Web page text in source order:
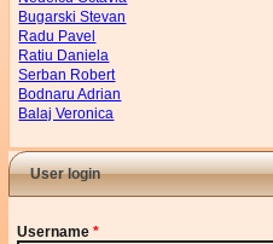
Bugarski Stevan
Radu Pavel
Ratiu Daniela
Serban Robert
Bodnaru Adrian
Balaj Veronica
User login
Username*